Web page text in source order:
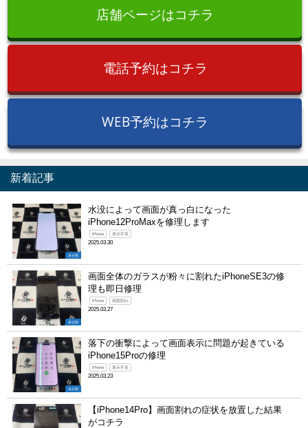
店舗ページはコチラ
電話予約はコチラ
WEB予約はコチラ
新着記事
未分類
水没によって画面が真っ白になった
iPhone12ProMaxを修理します
iPhone 表示不良
2025.03.30
未分類
画面全体のガラスが粉々に割れたiPhoneSE3の修
理も即日修理
iPhone 画面割れ
2025.03.27
未分類
落下の衝撃によって画面表示に問題が起きている
iPhone15Proの修理
iPhone 表示不良
2025.03.23
【iPhone14Pro】画面割れの症状を放置した結果
がコチラ